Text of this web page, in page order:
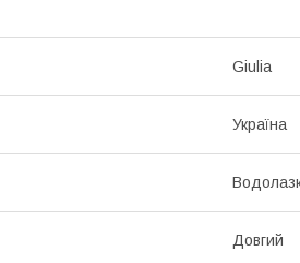
Giulia
Україна
Довгий